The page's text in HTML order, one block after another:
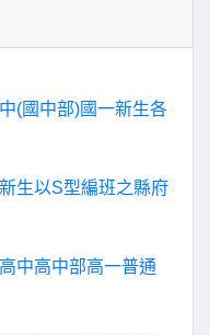
(國中部)國一新生各
生以S型編班之縣府
中高中部高一普通